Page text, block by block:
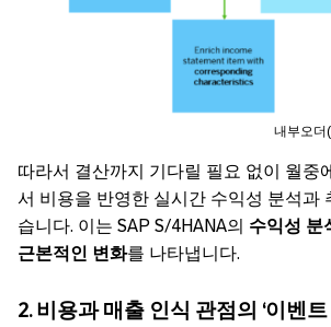
내부오더
따라서 결산까지 기다릴 필요 없이 월중
서 비용을 반영한 실시간 수익성 분석과
습니다. 이는 SAP S/4HANA의 수익성 분
근본적인 변화를 나타냅니다.
2. 비용과매출 인식 관점의 ‘이벤